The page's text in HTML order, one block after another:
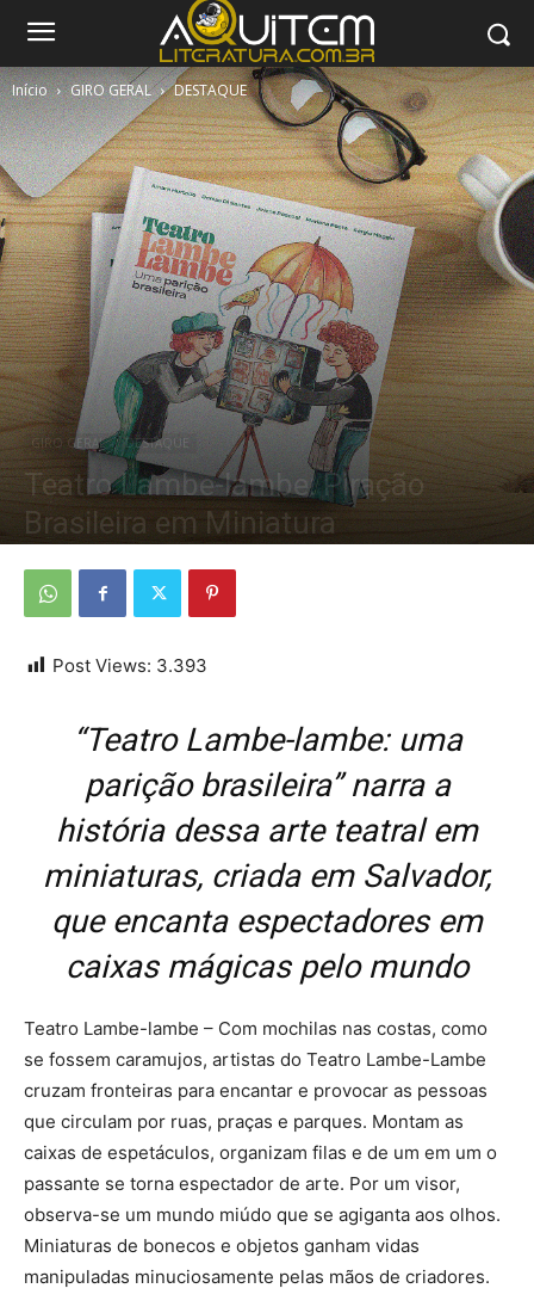
Início GIRO GERAL DESTAQUE
GIRO GERAL DESTAQUE
Teatro Lambe-lambe: Piração
Brasileira em Miniatura
Post Views: 3.393
“Teatro Lambe-lambe: uma
parição brasileira” narra a
história dessa arte teatral em
miniaturas, criada em Salvador,
que encanta espectadores em
caixas mágicas pelo mundo
Teatro Lambe-lambe – Com mochilas nas costas, como
se fossem caramujos, artistas do Teatro Lambe-Lambe
cruzam fronteiras para encantar e provocar as pessoas
que circulam por ruas, praças e parques. Montam as
caixas de espetáculos, organizam filas e de um em um o
passante se torna espectador de arte. Por um visor,
observa-se um mundo miúdo que se agiganta aos olhos.
Miniaturas de bonecos e objetos ganham vidas
manipuladas minuciosamente pelas mãos de criadores.